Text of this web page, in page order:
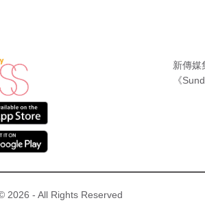
新傳媒
《
2026 - All Rights Reserved